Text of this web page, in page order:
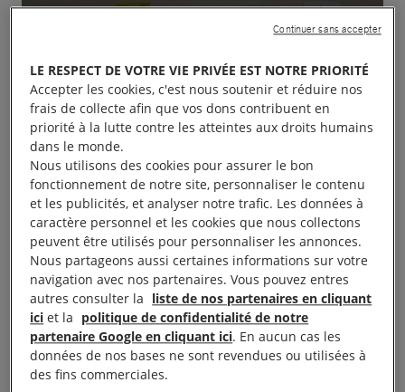
Le groupe local invite à sa foire aux livres annuelle à
la Grange-aux-Dîmes, place du Saumon, le samedi
LE RESPECT DE VOTRE VIE PRIVÉE EST NOTRE PRIORITÉ
Accepter les cookies, c'est nous soutenir et réduire nos
frais de collecte afin que vos dons contribuent en
priorité à la lutte contre les atteintes aux droits humains
dans le monde.
Nous utilisons des cookies pour assurer le bon
fonctionnement de notre site, personnaliser le contenu
et les publicités, et analyser notre trafic. Les données à
caractère personnel et les cookies que nous collectons
peuvent être utilisés pour personnaliser les annonces.
Nous partageons aussi certaines informations sur votre
navigation avec nos partenaires. Vous pouvez entres
autres consulter la liste de nos partenaires en cliquant
ici et la politique de confidentialité de notre
partenaire Google en cliquant ici. En aucun cas les
données de nos bases ne sont revendues ou utilisées à
des fins commerciales.
Continuer sans accepter